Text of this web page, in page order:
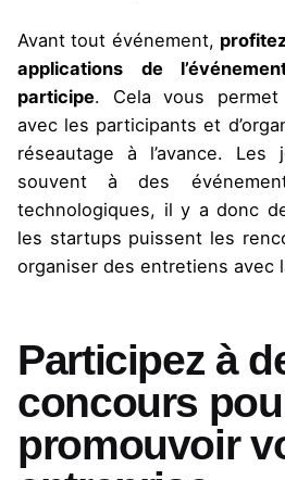
Avant tout événement,
applications de
participe. Cela vous
avec les participants et
réseautage à l’avance. Les
souvent à des
technologiques, il y a donc
les startups puissent les
organiser des entretiens avec
Participez à
concours
promouvoir